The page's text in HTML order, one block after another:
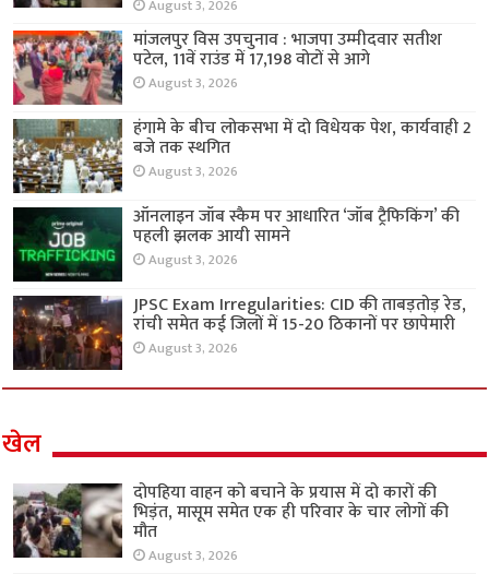
August 3, 2026
मांजलपुर विस उपचुनाव : भाजपा उम्मीदवार सतीश
पटेल, 11वें राउंड में 17,198 वोटों से आगे
August 3, 2026
हंगामे के बीच लोकसभा में दो विधेयक पेश, कार्यवाही 2
बजे तक स्थगित
August 3, 2026
ऑनलाइन जॉब स्कैम पर आधारित ‘जॉब ट्रैफिकिंग’ की
पहली झलक आयी सामने
August 3, 2026
JPSC Exam Irregularities: CID की ताबड़तोड़ रेड,
रांची समेत कई जिलों में 15-20 ठिकानों पर छापेमारी
August 3, 2026
खेल
दोपहिया वाहन को बचाने के प्रयास में दो कारों की
भिड़ंत, मासूम समेत एक ही परिवार के चार लोगों की
मौत
August 3, 2026